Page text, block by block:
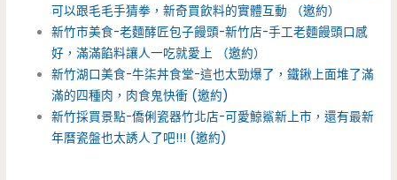
可以跟毛毛手猜拳，新奇買飲料的實體互動 （邀約）
新竹市美食-老麵酵匠包子饅頭-新竹店-手工老麵饅頭口感
好，滿滿餡料讓人一吃就愛上 （邀約）
新竹湖口美食-牛柒丼食堂-這也太勁爆了，鐵鍬上面堆了滿
滿的四種肉，肉食鬼快衝 (邀約)
新竹採買景點-僑俐瓷器竹北店-可愛鯨鯊新上市，還有最新
年曆瓷盤也太誘人了吧!!! (邀約)